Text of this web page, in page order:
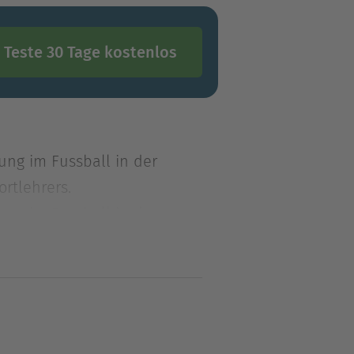
Teste 30 Tage kostenlos
im Fussball in der